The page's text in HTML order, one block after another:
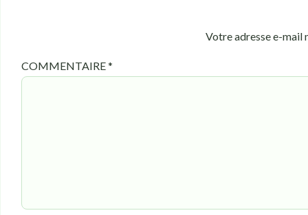
Votre adresse e-mail
COMMENTAIRE*